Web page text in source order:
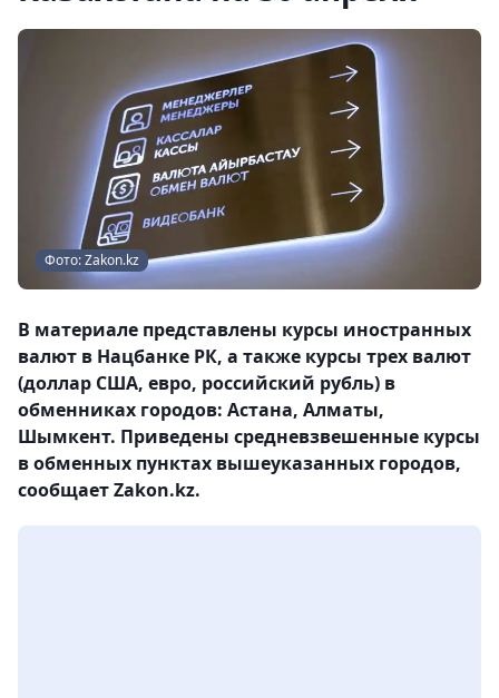
Фото: Zakon.kz
В материале представлены курсы иностранных
валют в Нацбанке РК, а также курсы трех валют
(доллар США, евро, российский рубль) в
обменниках городов: Астана, Алматы,
Шымкент. Приведены средневзвешенные курсы
в обменных пунктах вышеуказанных городов,
сообщает Zakon.kz.